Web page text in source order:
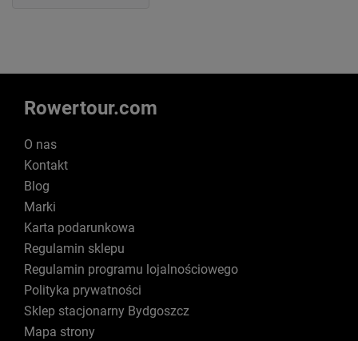
Rowertour.com
O nas
Kontakt
Blog
Marki
Karta podarunkowa
Regulamin sklepu
Regulamin programu lojalnościowego
Polityka prywatności
Sklep stacjonarny Bydgoszcz
Mapa strony